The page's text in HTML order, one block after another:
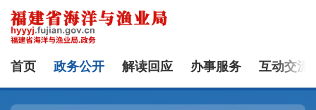
首页 政务公开 解读回应 办事服务 互动交流